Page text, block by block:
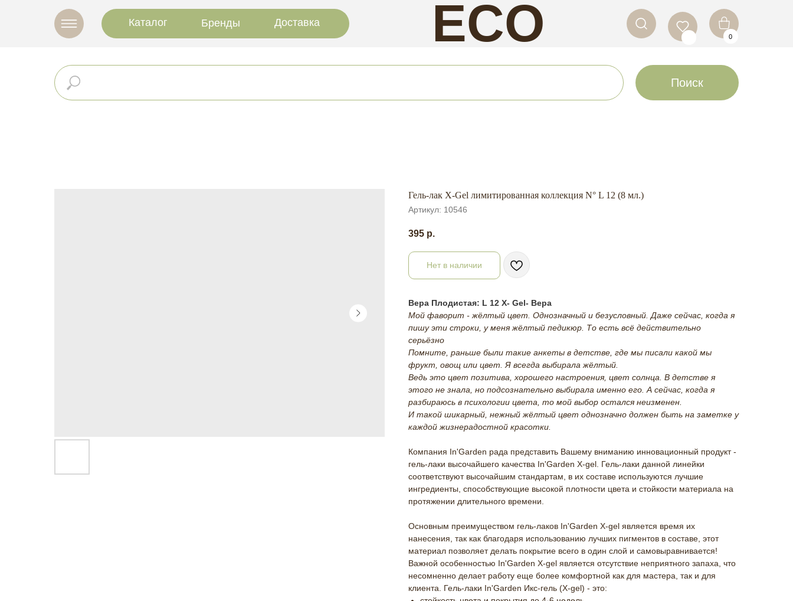
0
ECO
NAILS
Доставка
Каталог Бренды
Поиск
Гель-лак X-Gel лимитированная коллекция N° L 12 (8 мл.)
Артикул: 10546
395 р.
Нет в наличии
Вера Плодистая: L 12 X- Gel- Вера
Мой фаворит - жёлтый цвет. Однозначный и безусловный. Даже сейчас, когда я
пишу эти строки, у меня жёлтый педикюр. То есть всё действительно
серьёзно
Помните, раньше были такие анкеты в детстве, где мы писали какой мы
фрукт, овощ или цвет. Я всегда выбирала жёлтый.
Ведь это цвет позитива, хорошего настроения, цвет солнца. В детстве я
этого не знала, но подсознательно выбирала именно его. А сейчас, когда я
разбираюсь в психологии цвета, то мой выбор остался неизменен.
И такой шикарный, нежный жёлтый цвет однозначно должен быть на заметке у
каждой жизнерадостной красотки.
Компания In'Garden рада представить Вашему вниманию инновационный продукт -
гель-лаки высочайшего качества In'Garden X-gel. Гель-лаки данной линейки
соответствуют высочайшим стандартам, в их составе используются лучшие
ингредиенты, способствующие высокой плотности цвета и стойкости материала на
протяжении длительного времени.
Основным преимуществом гель-лаков In'Garden X-gel является время их
нанесения, так как благодаря использованию лучших пигментов в составе, этот
материал позволяет делать покрытие всего в один слой и самовыравнивается!
Важной особенностью In'Garden X-gel является отсутствие неприятного запаха, что
несомненно делает работу еще более комфортной как для мастера, так и для
клиента. Гель-лаки In'Garden Икс-гель (X-gel) - это: